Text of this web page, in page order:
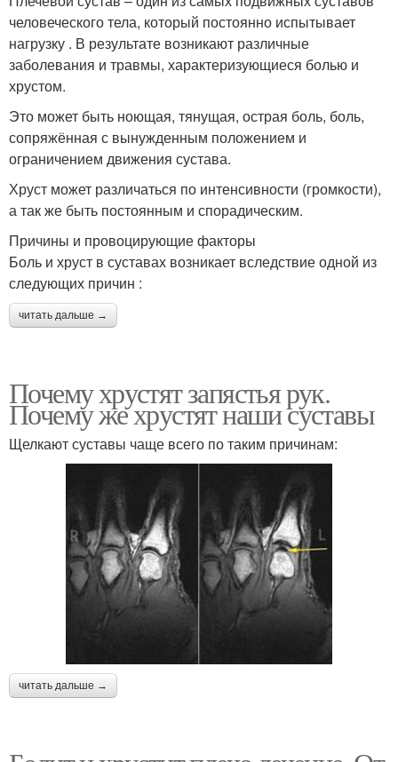
человеческого тела, который постоянно испытывает
нагрузку . В результате возникают различные
заболевания и травмы, характеризующиеся болью и
хрустом.
Это может быть ноющая, тянущая, острая боль, боль,
сопряжённая с вынужденным положением и
ограничением движения сустава.
Хруст может различаться по интенсивности (громкости),
а так же быть постоянным и спорадическим.
Причины и провоцирующие факторы
Боль и хруст в суставах возникает вследствие одной из
следующих причин :
читать дальше →
Почему хрустят запястья рук.
Почему же хрустят наши суставы
Щелкают суставы чаще всего по таким причинам:
читать дальше →